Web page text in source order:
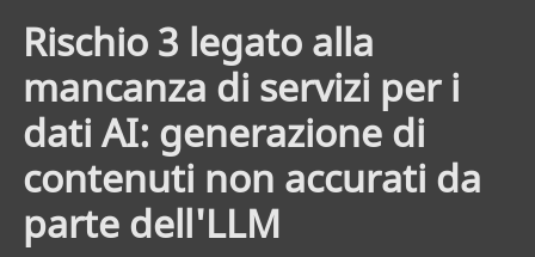
Rischio 3 legato alla
mancanza di servizi per i
dati AI: generazione di
contenuti non accurati da
parte dell'LLM